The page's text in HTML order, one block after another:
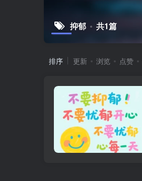
抑郁 共1篇
排序 更新 浏览 点赞